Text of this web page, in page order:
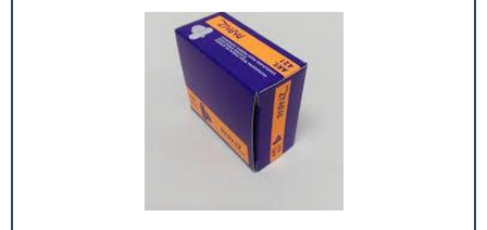
específico;Entre outros.No folder dá para incluir
orientações e até mesmo opiniões, independente se
publicitárias ou políticas. A alta capacidade de
divulgação é um dos fatores que mais fazem as
pessoas procurarem por folders para suas empresa,
principalmente devido ao seu alto alcance, aumentando
as possibilidades de atrair possíveis prospects para o